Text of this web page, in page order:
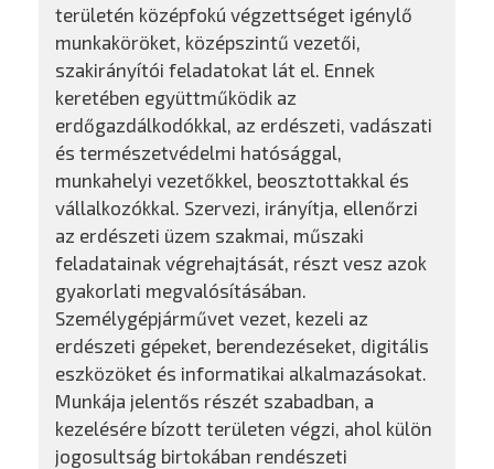
területén középfokú végzettséget igénylő
munkaköröket, középszintű vezetői,
szakirányítói feladatokat lát el. Ennek
keretében együttműködik az
erdőgazdálkodókkal, az erdészeti, vadászati
és természetvédelmi hatósággal,
munkahelyi vezetőkkel, beosztottakkal és
vállalkozókkal. Szervezi, irányítja, ellenőrzi
az erdészeti üzem szakmai, műszaki
feladatainak végrehajtását, részt vesz azok
gyakorlati megvalósításában.
Személygépjárművet vezet, kezeli az
erdészeti gépeket, berendezéseket, digitális
eszközöket és informatikai alkalmazásokat.
Munkája jelentős részét szabadban, a
kezelésére bízott területen végzi, ahol külön
jogosultság birtokában rendészeti